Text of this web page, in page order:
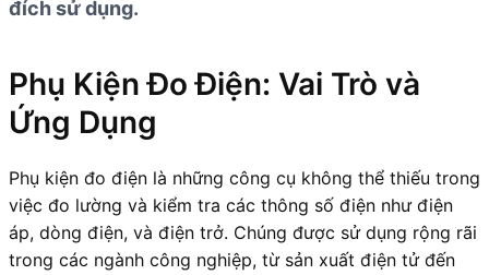
đích sử dụng.
Phụ Kiện Đo Điện: Vai Trò và
Ứng Dụng
Phụ kiện đo điện là những công cụ không thể thiếu trong
việc đo lường và kiểm tra các thông số điện như điện
áp, dòng điện, và điện trở. Chúng được sử dụng rộng rãi
trong các ngành công nghiệp, từ sản xuất điện tử đến